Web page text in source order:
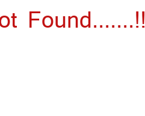
Found.......!!